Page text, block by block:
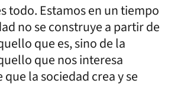
todo. Estamos en un tiempo
no se construye a partir de
que es, sino de la
que nos interesa
la sociedad crea y se